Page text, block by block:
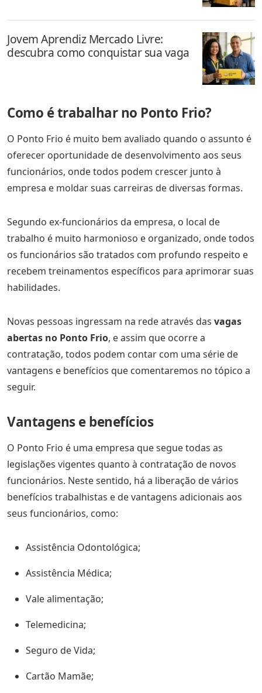
Jovem Aprendiz Mercado Livre:
descubra como conquistar sua vaga
Como é trabalhar no Ponto Frio?
O Ponto Frio é muito bem avaliado quando o assunto é
oferecer oportunidade de desenvolvimento aos seus
funcionários, onde todos podem crescer junto à
empresa e moldar suas carreiras de diversas formas.
Segundo ex-funcionários da empresa, o local de
trabalho é muito harmonioso e organizado, onde todos
os funcionários são tratados com profundo respeito e
recebem treinamentos específicos para aprimorar suas
habilidades.
Novas pessoas ingressam na rede através das vagas
abertas no Ponto Frio, e assim que ocorre a
contratação, todos podem contar com uma série de
vantagens e benefícios que comentaremos no tópico a
seguir.
Vantagens e benefícios
O Ponto Frio é uma empresa que segue todas as
legislações vigentes quanto à contratação de novos
funcionários. Neste sentido, há a liberação de vários
benefícios trabalhistas e de vantagens adicionais aos
seus funcionários, como:
Assistência Odontológica;
Assistência Médica;
Vale alimentação;
Telemedicina;
Seguro de Vida;
Cartão Mamãe;